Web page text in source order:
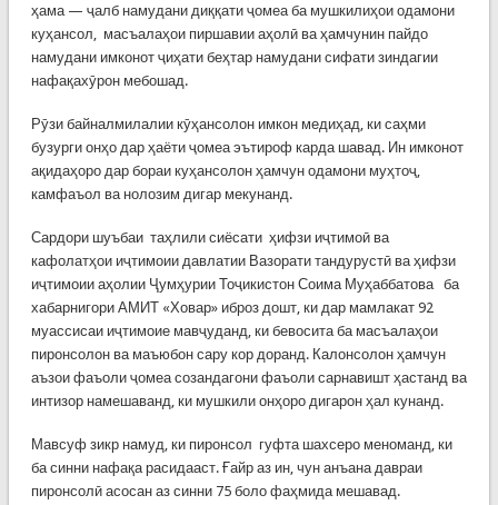
ҳама — ҷалб намудани диққати ҷомеа ба мушкилиҳои одамони
куҳансол, масъалаҳои пиршавии аҳолӣ ва ҳамчунин пайдо
намудани имконот ҷиҳати беҳтар намудани сифати зиндагии
нафақахӯрон мебошад.
Рӯзи байналмилалии кӯҳансолон имкон медиҳад, ки саҳми
бузурги онҳо дар ҳаёти ҷомеа эътироф карда шавад. Ин имконот
ақидаҳоро дар бораи куҳансолон ҳамчун одамони муҳтоҷ,
камфаъол ва нолозим дигар мекунанд.
Сардори шуъбаи таҳлили сиёсати ҳифзи иҷтимоӣ ва
кафолатҳои иҷтимоии давлатии Вазорати тандурустӣ ва ҳифзи
иҷтимоии аҳолии Ҷумҳурии Тоҷикистон Соима Муҳаббатова ба
хабарнигори АМИТ «Ховар» иброз дошт, ки дар мамлакат 92
муассисаи иҷтимоие мавҷуданд, ки бевосита ба масъалаҳои
пиронсолон ва маъюбон сару кор доранд. Калонсолон ҳамчун
аъзои фаъоли ҷомеа созандагони фаъоли сарнавишт ҳастанд ва
интизор намешаванд, ки мушкили онҳоро дигарон ҳал кунанд.
Мавсуф зикр намуд, ки пиронсол гуфта шахсеро меноманд, ки
ба синни нафақа расидааст. Ғайр аз ин, чун анъана давраи
пиронсолӣ асосан аз синни 75 боло фаҳмида мешавад.